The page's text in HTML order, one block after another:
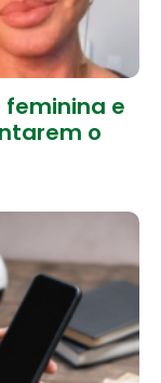
feminina e
o